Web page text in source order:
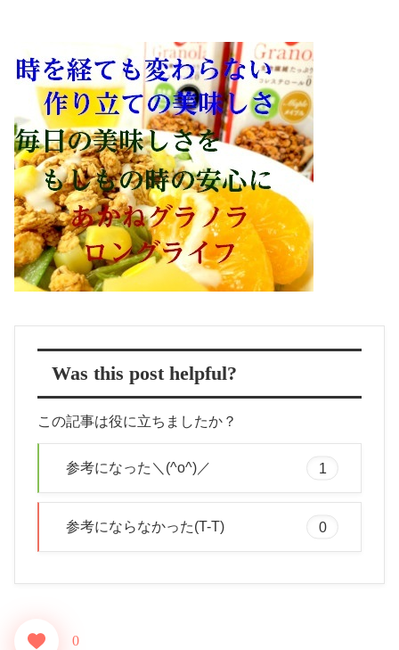
Was this post helpful?
この記事は役に立ちましたか？
参考になった＼(^o^)／ 1
参考にならなかった(T-T) 0
0